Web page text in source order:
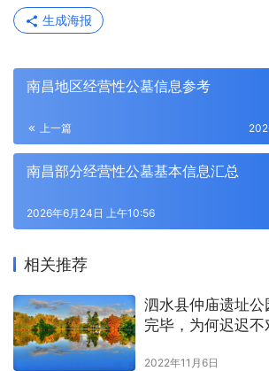
生成海报
南昌地区经营性公墓信息参考
上一篇
南昌部分经营性公墓基本信息汇总
2026年6月24日 上午10:56
相关推荐
泗水县仲庙遗址
完毕，为何迟迟不
2022年11月6日